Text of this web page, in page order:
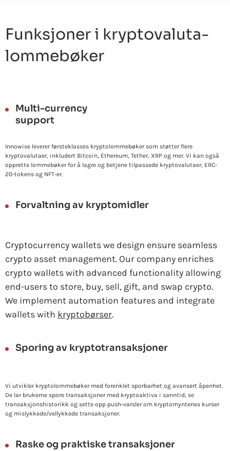
Funksjoner i kryptovaluta-
lommebøker
Multi-currency
support
Innowise leverer førsteklasses kryptolommebøker som støtter flere
kryptovalutaer, inkludert Bitcoin, Ethereum, Tether, XRP og mer. Vi kan også
opprette lommebøker for å lagre og betjene tilpassede kryptovalutaer, ERC-
20-tokens og NFT-er.
Forvaltning av kryptomidler
Cryptocurrency wallets we design ensure seamless
crypto asset management. Our company enriches
crypto wallets with advanced functionality allowing
end-users to store, buy, sell, gift, and swap crypto.
We implement automation features and integrate
wallets with kryptobørser.
Sporing av kryptotransaksjoner
Vi utvikler kryptolommebøker med forenklet sporbarhet og avansert åpenhet.
De lar brukerne spore transaksjoner med kryptoaktiva i sanntid, se
transaksjonshistorikk og sette opp push-varsler om kryptomyntenes kurser
og mislykkede/vellykkede transaksjoner.
Raske og praktiske transaksjoner